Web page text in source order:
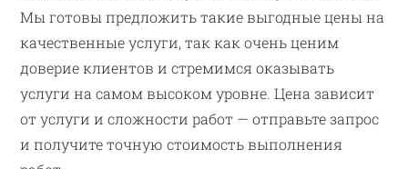
Мы готовы предложить такие выгодные цены на
качественные услуги, так как очень ценим
доверие клиентов и стремимся оказывать
услуги на самом высоком уровне. Цена зависит
от услуги и сложности работ — отправьте запрос
и получите точную стоимость выполнения